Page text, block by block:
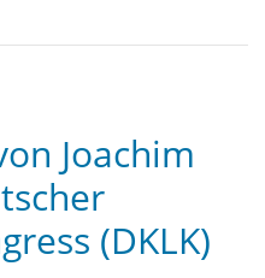
Joachim
(DKLK)